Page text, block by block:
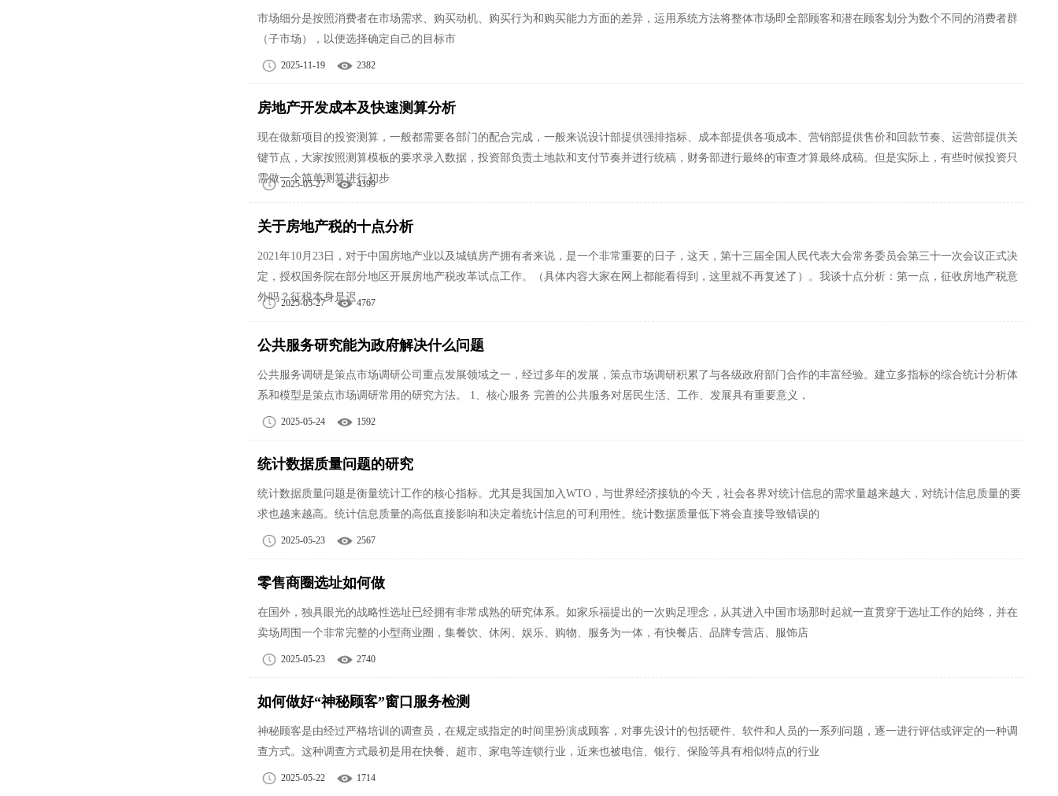
市场细分是按照消费者在市场需求、购买动机、购买行为和购买能力方面的差异，运用系统方法将整体市场即全部顾客和潜在顾客划分为数个不同的消费者群
（子市场），以便选择确定自己的目标市
2025-11-19 2382
房地产开发成本及快速测算分析
现在做新项目的投资测算，一般都需要各部门的配合完成，一般来说设计部提供强排指标、成本部提供各项成本、营销部提供售价和回款节奏、运营部提供关
键节点，大家按照测算模板的要求录入数据，投资部负责土地款和支付节奏并进行统稿，财务部进行最终的审查才算最终成稿。但是实际上，有些时候投资只
需做一个简单测算进行初步
2025-05-27 4399
关于房地产税的十点分析
2021年10月23日，对于中国房地产业以及城镇房产拥有者来说，是一个非常重要的日子，这天，第十三届全国人民代表大会常务委员会第三十一次会议正式决
定，授权国务院在部分地区开展房地产税改革试点工作。（具体内容大家在网上都能看得到，这里就不再复述了）。我谈十点分析：第一点，征收房地产税意
外吗？征税本身是迟
2025-05-27 4767
公共服务研究能为政府解决什么问题
公共服务调研是策点市场调研公司重点发展领域之一，经过多年的发展，策点市场调研积累了与各级政府部门合作的丰富经验。建立多指标的综合统计分析体
系和模型是策点市场调研常用的研究方法。 1、核心服务 完善的公共服务对居民生活、工作、发展具有重要意义，
2025-05-24 1592
统计数据质量问题的研究
统计数据质量问题是衡量统计工作的核心指标。尤其是我国加入WTO，与世界经济接轨的今天，社会各界对统计信息的需求量越来越大，对统计信息质量的要
求也越来越高。统计信息质量的高低直接影响和决定着统计信息的可利用性。统计数据质量低下将会直接导致错误的
2025-05-23 2567
零售商圈选址如何做
在国外，独具眼光的战略性选址已经拥有非常成熟的研究体系。如家乐福提出的一次购足理念，从其进入中国市场那时起就一直贯穿于选址工作的始终，并在
卖场周围一个非常完整的小型商业圈，集餐饮、休闲、娱乐、购物、服务为一体，有快餐店、品牌专营店、服饰店
2025-05-23 2740
如何做好“神秘顾客”窗口服务检测
神秘顾客是由经过严格培训的调查员，在规定或指定的时间里扮演成顾客，对事先设计的包括硬件、软件和人员的一系列问题，逐一进行评估或评定的一种调
查方式。这种调查方式最初是用在快餐、超市、家电等连锁行业，近来也被电信、银行、保险等具有相似特点的行业
2025-05-22 1714